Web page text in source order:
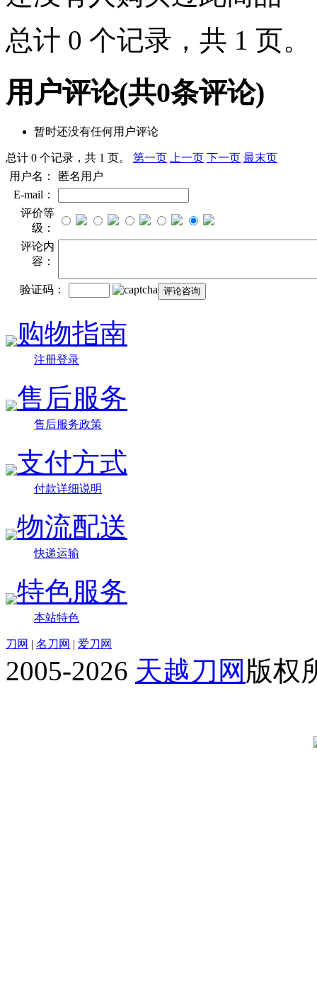
总计 0 个记录，共 1 页。
用户评论(共0条评论)
暂时还没有任何用户评论
总计 0 个记录，共 1 页。 第一页 上一页 下一页 最末页
用户名：
匿名用户
E-mail：
评价等
级：
评论内
容：
验证码：
购物指南
注册登录
售后服务
售后服务政策
支付方式
付款详细说明
物流配送
快递运输
特色服务
本站特色
刀网 | 名刀网 | 爱刀网
2005-2026 天越刀网 版权